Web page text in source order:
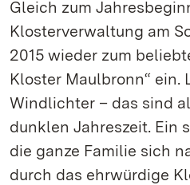
Gleich zum
Klosterverwaltung am
2015 wieder zum
Kloster Maulbronn“ ein.
Windlichter – das sind
dunklen Jahreszeit. Ein
die ganze Familie sich
durch das ehrwürdige